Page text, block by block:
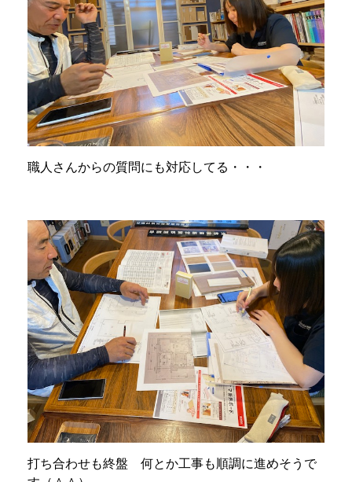
職人さんからの質問にも対応してる・・・
打ち合わせも終盤 何とか工事も順調に進めそうで